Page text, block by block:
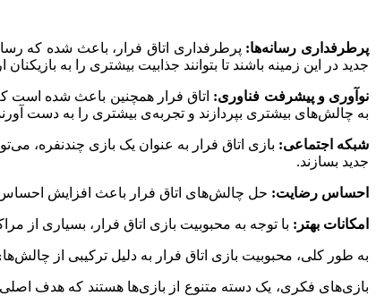
پرطرفداری رسانه‌ها: پرطرفداری اتاق فرار، باعث شده که
جدید در این زمینه باشند تا بتوانند جذابیت بیشتری را به بازیکنان
نوآوری و پیشرفت فناوری: اتاق فرار همچنین باعث شده است
به چالش‌های بیشتری بپردازند و تجربه‌ی بیشتری را به دست
شبکه اجتماعی: بازی اتاق فرار به عنوان یک بازی چندنفره،
جدید بسازند.
احساس رضایت: حل چالش‌های اتاق فرار باعث افزایش احساس
امکانات بهتر: با توجه به محبوبیت بازی اتاق فرار، بسیاری از
به طور کلی، محبوبیت بازی اتاق فرار به دلیل ترکیبی از
بازی‌های فکری، یک دسته متنوع از بازی‌ها هستند که هدف